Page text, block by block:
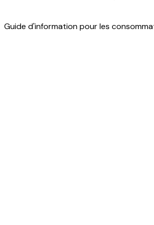
Guide d'information pour les